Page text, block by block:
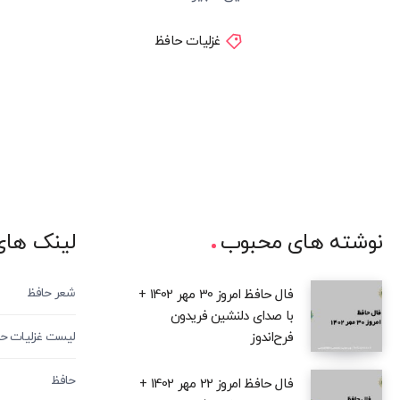
غزلیات حافظ
نوشته های محبوب
فال حافظ امروز 30 مهر 1402 +
با صدای دلنشین فریدون
فرح‌اندوز
فال حافظ امروز 22 مهر 1402 +
لینک
شعر حافظ
لیست غزلیات
حافظ